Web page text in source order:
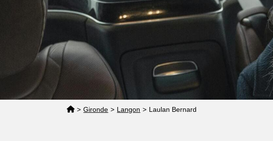
> Gironde > Langon > Laulan Bernard